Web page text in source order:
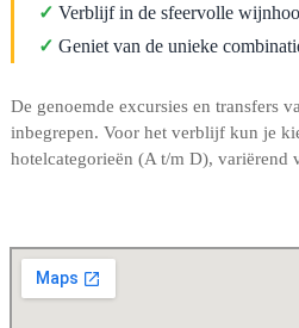
✓ Verblijf in de sfeervolle
✓ Geniet van de unieke
De genoemde excursies en transfers
inbegrepen. Voor het verblijf kun je
hotelcategorieën (A t/m D), variërend